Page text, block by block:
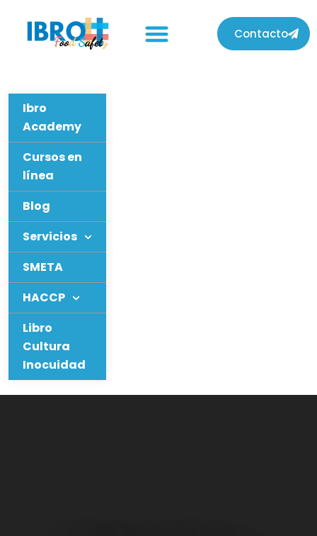
Contacto
Ibro
Academy
Cursos en
línea
Blog
Servicios
SMETA
HACCP
Libro
Cultura
Inocuidad